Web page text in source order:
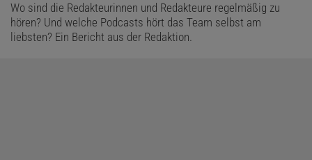
Wo sind die Redakteurinnen und Redakteure regelmäßig zu
hören? Und welche Podcasts hört das Team selbst am
liebsten? Ein Bericht aus der Redaktion.